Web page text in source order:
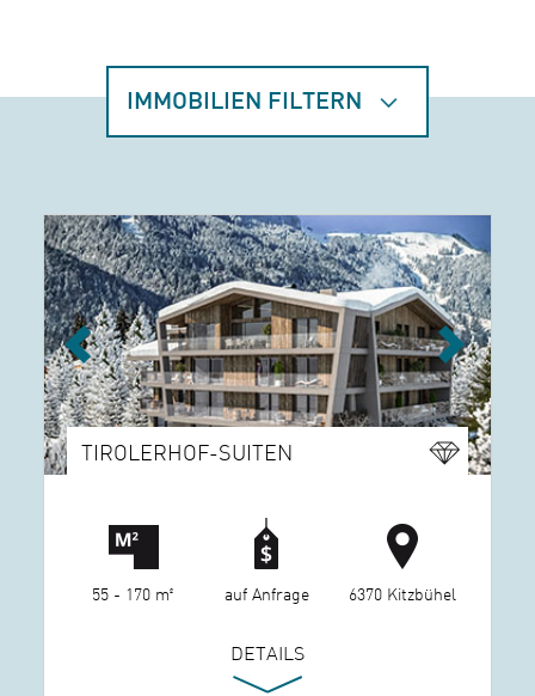
IMMOBILIEN FILTERN
Previous Next
TIROLERHOF-SUITEN
55 - 170 m² auf Anfrage 6370 Kitzbühel
DETAILS